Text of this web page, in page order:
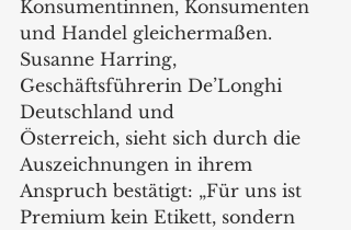
Konsumentinnen, Konsumenten
und Handel gleichermaßen.
Susanne Harring,
Geschäftsführerin De’Longhi
Deutschland und
Österreich, sieht sich durch die
Auszeichnungen in ihrem
Anspruch bestätigt: „Für uns ist
Premium kein Etikett, sondern